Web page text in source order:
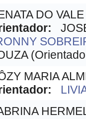
DO
MARIA